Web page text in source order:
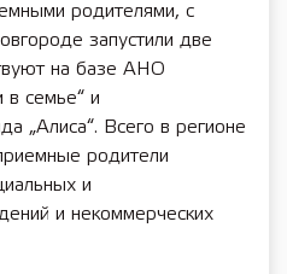
родителями, с
запустили две
на базе АНО
в семье“ и
„Алиса“. Всего в регионе
родители
и
и некоммерческих